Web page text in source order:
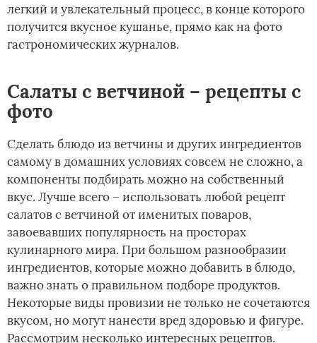
легкий и увлекательный процесс, в конце которого
получится вкусное кушанье, прямо как на фото
гастрономических журналов.
Салаты с ветчиной – рецепты с
фото
Сделать блюдо из ветчины и других ингредиентов
самому в домашних условиях совсем не сложно, а
компоненты подбирать можно на собственный
вкус. Лучше всего – использовать любой рецепт
салатов с ветчиной от именитых поваров,
завоевавших популярность на просторах
кулинарного мира. При большом разнообразии
ингредиентов, которые можно добавить в блюдо,
важно знать о правильном подборе продуктов.
Некоторые виды провизии не только не сочетаются
вкусом, но могут нанести вред здоровью и фигуре.
Рассмотрим несколько интересных рецептов.